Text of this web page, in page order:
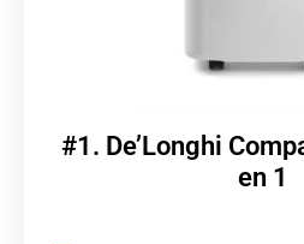
#1. De’Longhi
en 1